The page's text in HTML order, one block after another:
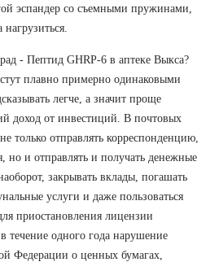
эспандер со съемными пружинами,
- Пептид GHRP-6 в аптеке Выкса?
плавно примерно одинаковыми
легче, а значит проще
доход от инвестиций. В почтовых
только отправлять корреспонденцию,
но и отправлять и получать денежные
закрывать вклады, погашать
услуги и даже пользоваться
приостановления лицензии
течение одного года нарушение
Федерации о ценных бумагах,